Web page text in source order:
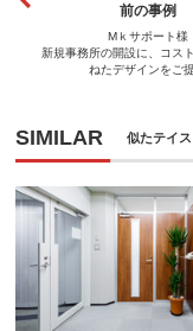
前の事例
Mｋサポート様
新規事務所の開設に、コス
ねたデザインをご
SIMILAR 似たテイ